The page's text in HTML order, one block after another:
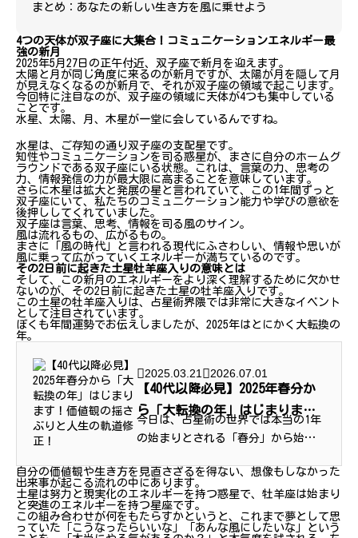
まとめ：あなたの新しい生き方を風に乗せよう
4つの天体が双子座に大集合！コミュニケーションエネルギー最
強の新月
2025年5月27日の正午付近、双子座で新月を迎えます。
太陽と月が同じ角度に来るのが新月ですが、太陽が月を隠して月
が見えなくなるのが新月で、それが双子座の領域で起こります。
今回特に注目なのが、双子座の領域に天体が4つも集中している
ことです。
水星、太陽、月、木星が一堂に会しているんですね。
水星は、ご存知の通り双子座の支配星です。
知性やコミュニケーションを司る惑星が、まさに自分のホームグ
ラウンドである双子座にいる状態。これは、言葉の力、思考の
力、情報発信の力が最大限に高まることを意味しています。
さらに木星は拡大と発展の星と言われていて、この1年間ずっと
双子座にいて、私たちのコミュニケーション能力や学びの意欲を
後押ししてくれていました。
双子座は言葉、思考、情報を司る風のサイン。
風は流れるもの、広がるもの。
まさに「風の時代」と言われる現代にふさわしい、情報や思いが
風に乗って広がっていくエネルギーが満ちているのです。
その2日前に起きた土星牡羊座入りの意味とは
そして、この新月のエネルギーをより深く理解するために欠かせ
ないのが、その2日前に起きた土星の牡羊座入りです。
この土星の牡羊座入りは、占星術界隈では非常に大きなイベント
として注目されています。
ぼくも年間運勢でお伝えしましたが、2025年はとにかく大転換の
年。
2025.03.21
2026.07.01
【40代以降必見】2025年春分か
ら「大転換の年」はじまりま
す！価値観の揺さぶりと人生の
今日は、占星術の世界では本当の1年
の始まりとされる「春分」から始ま
しさせていただきたいと思います。
実は、ぼくたちが普段使っているカ
レンダーでは1月1日が新年ですが、
占...
自分の価値観や生き方を見直さざるを得ない、想像もしなかった
出来事が起こる流れの中にあります。
土星は努力と現実化のエネルギーを持つ惑星で、牡羊座は始まり
と突進のエネルギーを持つ星座です。
この組み合わせが何をもたらすかというと、これまで夢として思
っていた「こうなったらいいな」「あんな風にしたいな」という